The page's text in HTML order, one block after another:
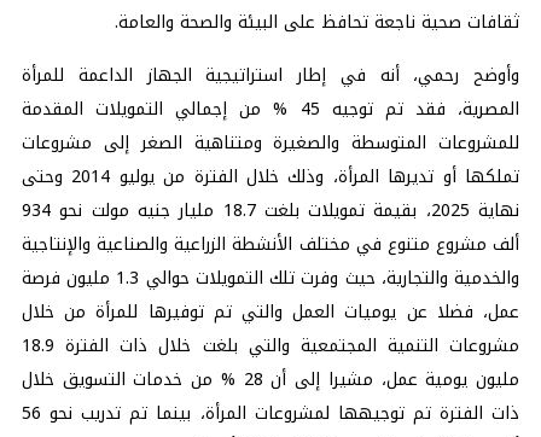
ثقافات صحية ناجعة تحافظ على البيئة والصحة والعامة.
وأوضح رحمي، أنه في إطار استراتيجية الجهاز الداعمة للمرأة
المصرية، فقد تم توجيه 45 % من إجمالي التمويلات المقدمة
للمشروعات المتوسطة والصغيرة ومتناهية الصغر إلى مشروعات
تملكها أو تديرها المرأة، وذلك خلال الفترة من يوليو 2014 وحتى
نهاية 2025، بقيمة تمويلات بلغت 18.7 مليار جنيه مولت نحو 934
ألف مشروع متنوع في مختلف الأنشطة الزراعية والصناعية والإنتاجية
والخدمية والتجارية، حيث وفرت تلك التمويلات حوالي 1.3 مليون فرصة
عمل، فضلا عن يوميات العمل والتي تم توفيرها للمرأة من خلال
مشروعات التنمية المجتمعية والتي بلغت خلال ذات الفترة 18.9
مليون يومية عمل، مشيرا إلى أن 28 % من خدمات التسويق خلال
ذات الفترة تم توجيهها لمشروعات المرأة، بينما تم تدريب نحو 56